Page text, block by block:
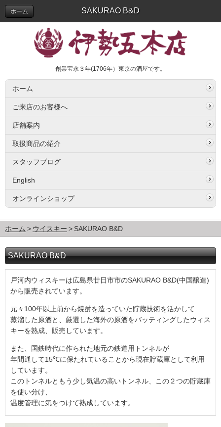
SAKURAO B&D
ホーム
創業宝永３年(1706年）東京の酒屋です。
ホーム
ご来店のお客様へ
店舗案内
取扱商品の紹介
スタッフブログ
English
オンラインショップ
ホーム ウイスキー SAKURAO B&D
SAKURAO B&D
戸河内ウィスキーは広島県廿日市市のSAKURAO B&D(中国醸造)
から販売されています。
元々 100年以上前から焼酎を造っていた貯蔵技術を活かして
蒸溜した原酒と、厳選した海外の原酒をバッティングしたウィス
キーを熟成、販売しています。
また、国鉄時代に作られた地元の鉄道用トンネルが
年間通して15℃に保たれていることから現在貯蔵庫として利用
しています。
このトンネルともう少し気温の高いトンネル、この２つの貯蔵庫
を使い分け、
温度管理に気をつけて熟成しています。